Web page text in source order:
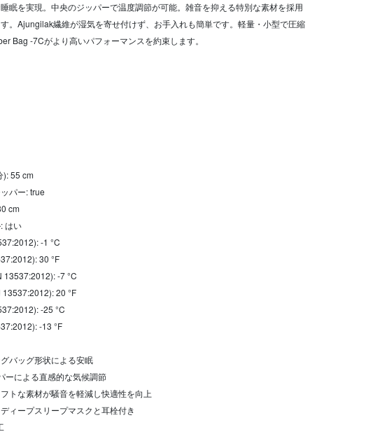
眠を実現。中央のジッパーで温度調節が可能。雑音を抑える特別な素材を採用
。Ajungilak繊維が湿気を寄せ付けず、お手入れも簡単です。軽量・小型で圧縮
Bag -7Cがより高いパフォーマンスを約束します。
): 55 cm
パー: true
cm
はい
-1 °C
30 °F
13537:2012): -7 °C
13537:2012): 20 °F
-25 °C
-13 °F
バッグ形状による安眠
ーによる直感的な気候調節
トな素材が騒音を軽減し快適性を向上
ィープスリープマスクと耳栓付き